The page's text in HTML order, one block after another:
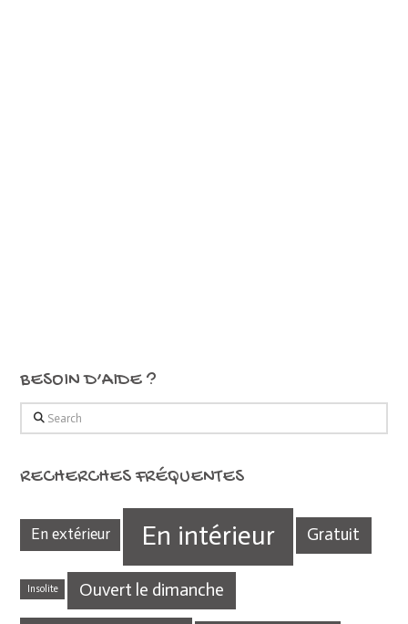
BESOIN D’AIDE ?
Search
RECHERCHES FRÉQUENTES
En extérieur En intérieur Gratuit
Insolite Ouvert le dimanche